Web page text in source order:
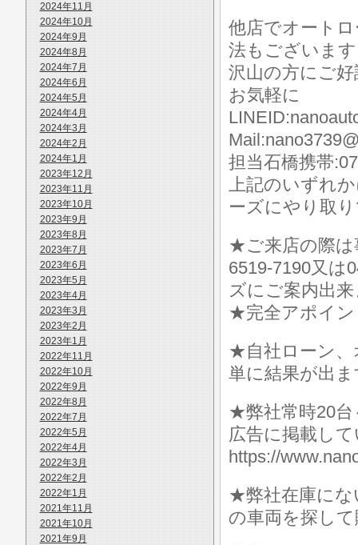
2024年11月
2024年10月
2024年9月
2024年8月
2024年7月
2024年6月
2024年5月
2024年4月
2024年3月
2024年2月
2024年1月
2023年12月
2023年11月
2023年10月
2023年9月
2023年8月
2023年7月
2023年6月
2023年5月
2023年4月
2023年3月
2023年2月
2023年1月
2022年11月
2022年10月
2022年9月
2022年8月
2022年7月
2022年5月
2022年4月
2022年3月
2022年2月
2022年1月
2021年11月
2021年10月
2021年9月
他店でオート
法もございま
沢山の方にご
お気軽に
担当石橋携帯
上記のいずれ
ーズにやり取
★ご来店の際は
6519-7190又は
ズにご案内出
★完全アポイ
★自社ローン、
単に結果が出
★弊社常時20台
広告に掲載し
https://
★弊社在庫にな
の車両を探し